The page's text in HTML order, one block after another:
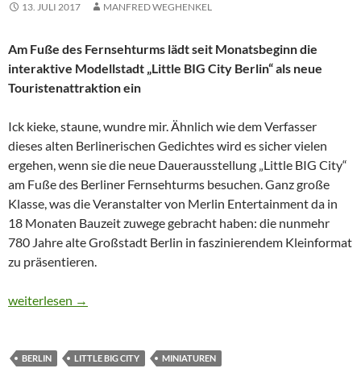
13. JULI 2017 MANFRED WEGHENKEL
Am Fuße des Fernsehturms lädt seit Monatsbeginn die
interaktive Modellstadt „Little BIG City Berlin“ als neue
Touristenattraktion ein
Ick kieke, staune, wundre mir. Ähnlich wie dem Verfasser
dieses alten Berlinerischen Gedichtes wird es sicher vielen
ergehen, wenn sie die neue Dauerausstellung „Little BIG City“
am Fuße des Berliner Fernsehturms besuchen. Ganz große
Klasse, was die Veranstalter von Merlin Entertainment da in
18 Monaten Bauzeit zuwege gebracht haben: die nunmehr
780 Jahre alte Großstadt Berlin in faszinierendem Kleinformat
zu präsentieren.
CTOUR vor Ort: In einer Stunde durch 780 Jahre Berliner
weiterlesen →
BERLIN LITTLE BIG CITY MINIATUREN